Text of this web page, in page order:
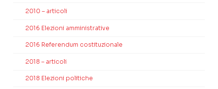
2010 – articoli
2016 Elezioni amministrative
2016 Referendum costituzionale
2018 – articoli
2018 Elezioni politiche